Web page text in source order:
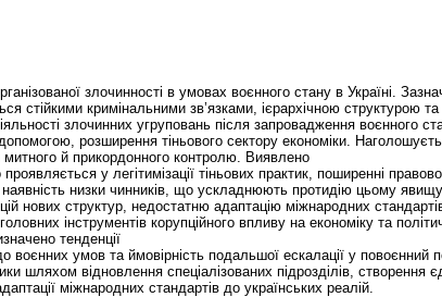
злочинності в умовах воєнного стану в Україні.
стійкими кримінальними зв’язками, ієрархічною структурою
злочинних угруповань після запровадження воєнного
розширення тіньового сектору економіки.
митного й прикордонного контролю. Виявлено
у легітимізації тіньових практик, поширенні
низки чинників, що ускладнюють протидію цьому
нових структур, недостатню адаптацію міжнародних
інструментів корупційного впливу на економіку та
тенденції
воєнних умов та ймовірність подальшої ескалації у
шляхом відновлення спеціалізованих підрозділів, створення
міжнародних стандартів до українських реалій.